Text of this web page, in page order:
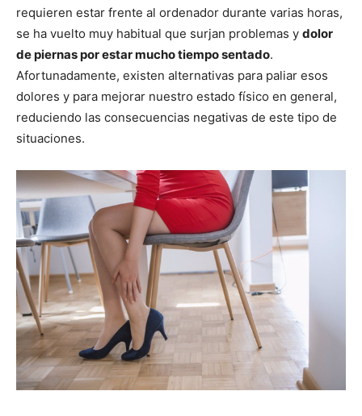
requieren estar frente al ordenador durante varias horas,
se ha vuelto muy habitual que surjan problemas y dolor
de piernas por estar mucho tiempo sentado.
Afortunadamente, existen alternativas para paliar esos
dolores y para mejorar nuestro estado físico en general,
reduciendo las consecuencias negativas de este tipo de
situaciones.